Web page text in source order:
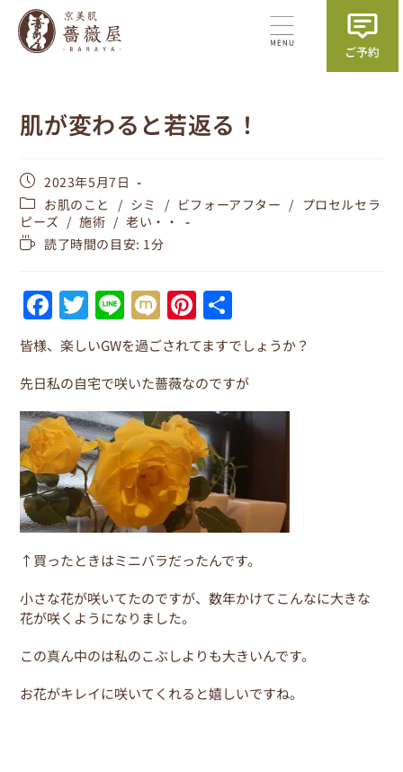
肌が変わると若返る！
2023年5月7日
お肌のこと
/ シミ / ビフォーアフター / プロセルセラ
ピーズ / 施術 / 老い・・
読了時間の目安: 1分
F
a
c
e
b
o
o
k
T
w
itt
er
Li
n
e
M
ix
i
Pi
nt
er
e
st
有
皆様、楽しいGWを過ごされてますでしょうか？
先日私の自宅で咲いた薔薇なのですが
↑買ったときはミニバラだったんです。
小さな花が咲いてたのですが、数年かけてこんなに大きな
花が咲くようになりました。
この真ん中のは私のこぶしよりも大きいんです。
お花がキレイに咲いてくれると嬉しいですね。